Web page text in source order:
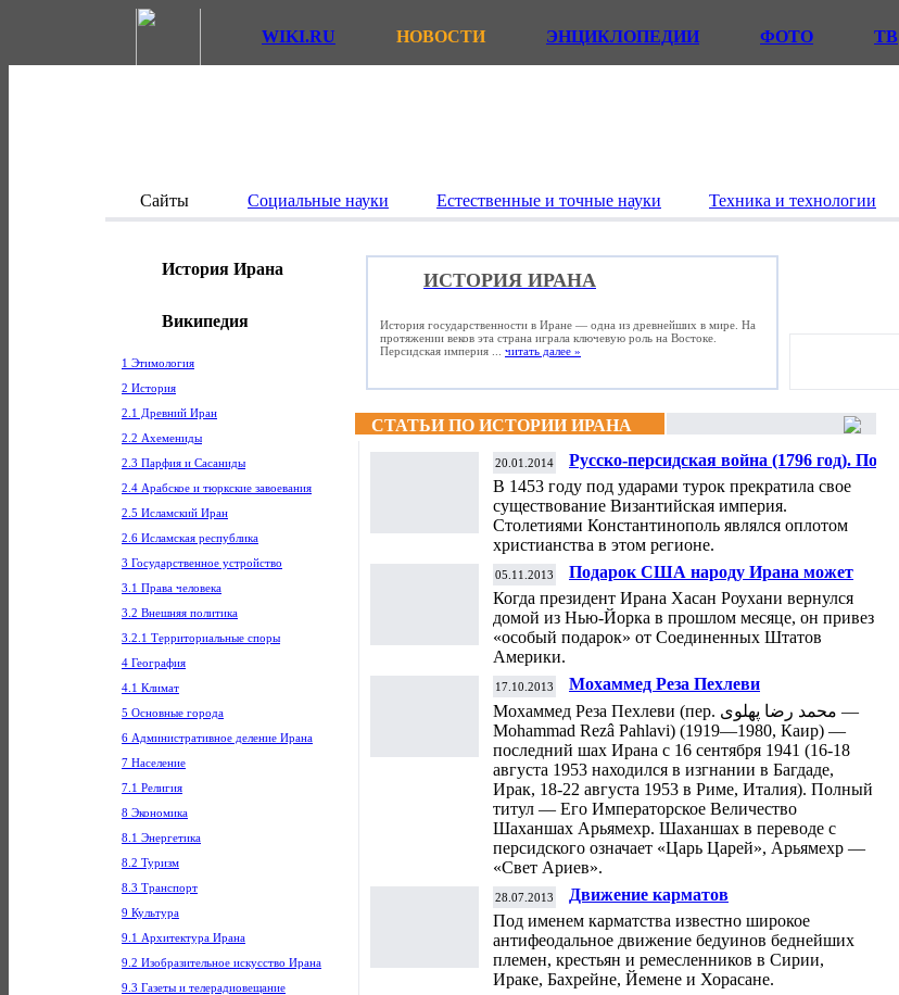
WIKI.RU НОВОСТИ ЭНЦИКЛОПЕДИИ ФОТО ТВ
Сайты Социальные науки Естественные и точные науки Техника и технологии
История Ирана
Википедия
1 Этимология
2 История
2.1 Древний Иран
2.2 Ахемениды
2.3 Парфия и Сасаниды
2.4 Арабское и тюркские завоевания
2.5 Исламский Иран
2.6 Исламская республика
3 Государственное устройство
3.1 Права человека
3.2 Внешняя политика
3.2.1 Территориальные споры
4 География
4.1 Климат
5 Основные города
6 Административное деление Ирана
7 Население
7.1 Религия
8 Экономика
8.1 Энергетика
8.2 Туризм
8.3 Транспорт
9 Культура
9.1 Архитектура Ирана
9.2 Изобразительное искусство Ирана
9.3 Газеты и телерадиовещание
ИСТОРИЯ ИРАНА
История государственности в Иране — одна из древнейших в мире. На
протяжении веков эта страна играла ключевую роль на Востоке.
Персидская империя ... читать далее »
СТАТЬИ ПО ИСТОРИИ ИРАНА
20.01.2014
Русско-персидская война (1796 год). Поход
В 1453 году под ударами турок прекратила свое
существование Византийская империя.
Столетиями Константинополь являлся оплотом
христианства в этом регионе.
05.11.2013
Подарок США народу Ирана может
оказаться фальшивкой
Когда президент Ирана Хасан Роухани вернулся
домой из Нью-Йорка в прошлом месяце, он привез
«особый подарок» от Соединенных Штатов
Америки.
17.10.2013
Мохаммед Реза Пехлеви
Мохаммед Реза Пехлеви (пер. محمد رضا پهلوی —
Mohammad Rezâ Pahlavi) (1919—1980, Каир) —
последний шах Ирана с 16 сентября 1941 (16-18
августа 1953 находился в изгнании в Багдаде,
Ирак, 18-22 августа 1953 в Риме, Италия). Полный
титул — Его Императорское Величество
Шаханшах Арьямехр. Шаханшах в переводе с
персидского означает «Царь Царей», Арьямехр —
«Свет Ариев».
28.07.2013
Движение карматов
Под именем карматства известно широкое
антифеодальное движение бедуинов беднейших
племен, крестьян и ремесленников в Сирии,
Ираке, Бахрейне, Йемене и Хорасане.